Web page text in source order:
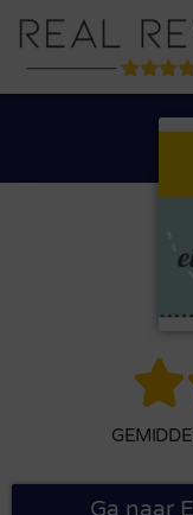

Ga naar